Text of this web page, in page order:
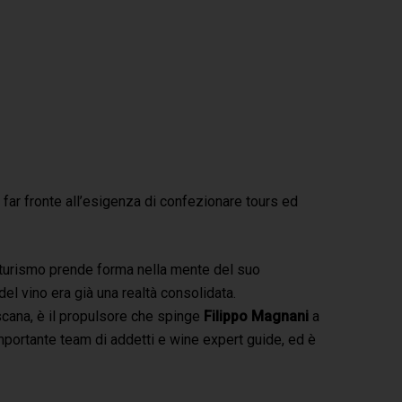
fronte all’esigenza di confezionare tours ed
prende forma nella mente del suo
vino era già una realtà consolidata.
è il propulsore che spinge Filippo Magnania
team di addetti e wine expert guide, ed è
Filippo Magnani
Tuscany – Italy
T: +39 335 53 477 04